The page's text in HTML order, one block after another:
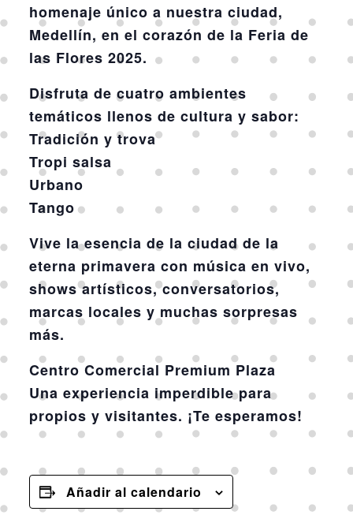
homenaje único a nuestra ciudad,
Medellín, en el corazón de la Feria de
las Flores 2025.
Disfruta de cuatro ambientes
temáticos llenos de cultura y sabor:
Tradición y trova
Tropi salsa
Urbano
Tango
Vive la esencia de la ciudad de la
eterna primavera con música en vivo,
shows artísticos, conversatorios,
marcas locales y muchas sorpresas
más.
Centro Comercial Premium Plaza
Una experiencia imperdible para
propios y visitantes. ¡Te esperamos!
Añadir al calendario